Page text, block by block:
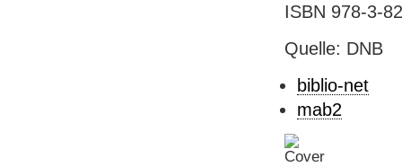
ISBN 978-3-
Quelle: DNB
biblio-net
mab2